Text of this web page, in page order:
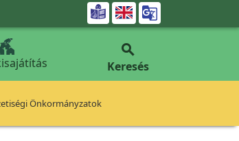


Keresés
Önkormányzatok